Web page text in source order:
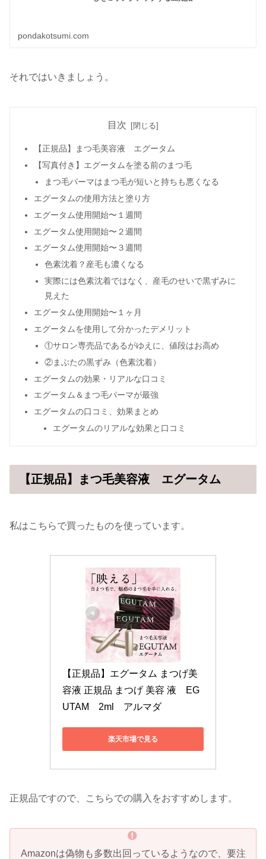
pondakotsumi.com
それではいきましょう。
目次
【正規品】まつ毛美容液 エグータム
【写真付き】エグータムを塗る前のまつ毛
まつ毛パーマはまつ毛が短いと持ちも悪くなる
エグータムの使用方法と塗り方
エグータム使用開始〜１週間
エグータム使用開始〜２週間
エグータム使用開始〜３週間
色素沈着？産毛も濃くなる
実際には色素沈着ではなく、産毛のせいで黒ずみに
見えた
エグータム使用開始〜１ヶ月
エグータムを使用して分かったデメリット
①サロン専売品であるがゆえに、値段はお高め
②まぶたの黒ずみ（色素沈着）
エグータムの効果・リアルな口コミ
エグータム＆まつ毛パーマが最強
エグータムの口コミ、効果まとめ
エグータムのリアルな効果と口コミ
【正規品】まつ毛美容液 エグータム
私はこちらで買ったものを使っています。
【正規品】エグータム まつげ美
容液 正規品 まつげ 美容 液　EG
UTAM　2ml　アルマダ
楽天市場で見る
正規品ですので、こちらでの購入をおすすめします。
Amazonは偽物も多数出回っているようなので、要注